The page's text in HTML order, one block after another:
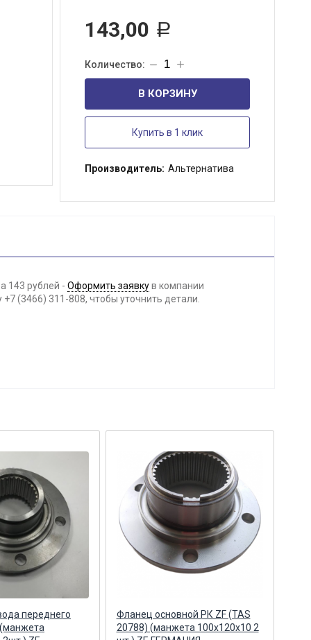
143,00 Р
В КОРЗИНУ
Купить в 1 клик
Производитель: Альтернатива
143 рублей - Оформить заявкув компании
(3466) 311-808, чтобы уточнить детали.
переднего
Фланец основной РК ZF (TAS
20788) (манжета 100х120х10 2